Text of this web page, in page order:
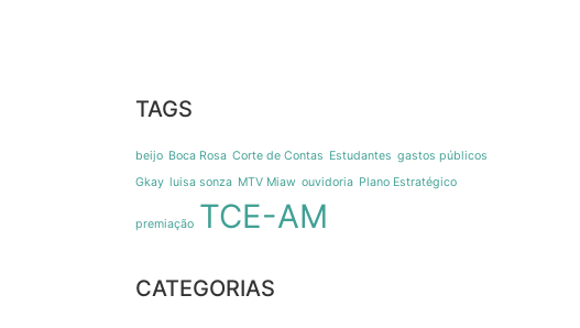
TAGS
beijo Boca Rosa Corte de Contas Estudantes gastos públicos
Gkay luisa sonza MTV Miaw ouvidoria Plano Estratégico
premiação TCE-AM
CATEGORIAS